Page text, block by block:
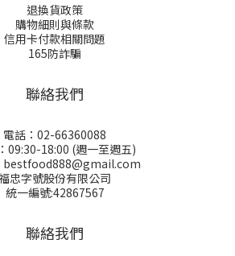
退換貨政策
購物細則與條款
信用卡付款相關問題
165防詐騙
聯絡我們
電話：02-66360088
09:30-18:00 (週一至週五)
bestfood888@gmail.com
忠字號股份有限公司
統一編號:42867567
聯絡我們